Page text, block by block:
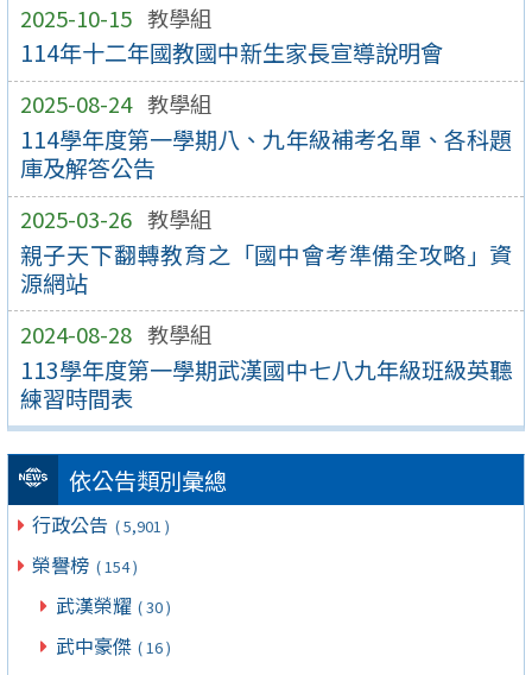
2025-10-15 教學組
114年十二年國教國中新生家長宣導說明會
2025-08-24 教學組
114學年度第一學期八、九年級補考名單、各科題
庫及解答公告
2025-03-26 教學組
親子天下翻轉教育之「國中會考準備全攻略」資
源網站
2024-08-28 教學組
113學年度第一學期武漢國中七八九年級班級英聽
練習時間表
依公告類別彙總
行政公告 ( 5,901 )
榮譽榜 ( 154 )
武漢榮耀 ( 30 )
武中豪傑 ( 16 )